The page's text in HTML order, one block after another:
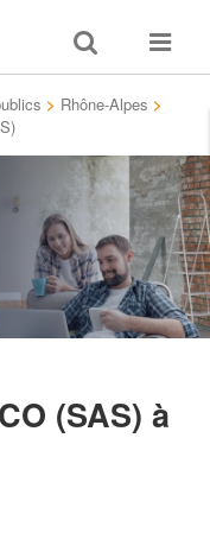
Toggle
search
Toggle
> Rhône-Alpes >
(SAS) à